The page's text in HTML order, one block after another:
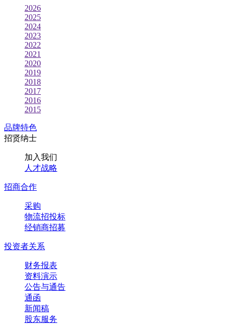
2026
2025
2024
2023
2022
2021
2020
2019
2018
2017
2016
2015
品牌特色
招贤纳士
加入我们
人才战略
招商合作
采购
物流招投标
经销商招募
投资者关系
财务报表
资料演示
公告与通告
通函
新闻稿
股东服务